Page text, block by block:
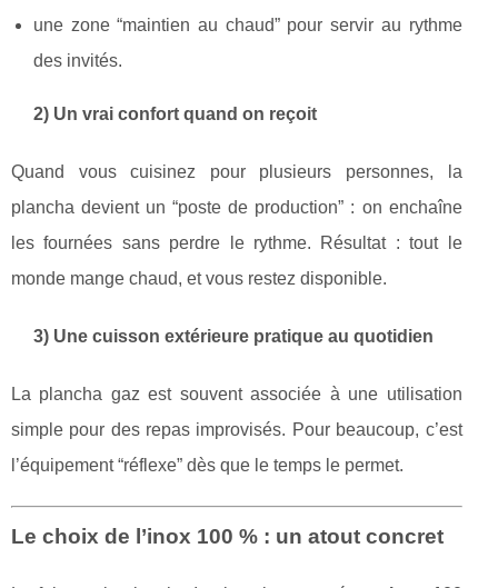
une zone “maintien au chaud” pour servir au rythme
des invités.
2) Un vrai confort quand on reçoit
Quand vous cuisinez pour plusieurs personnes, la
plancha devient un “poste de production” : on enchaîne
les fournées sans perdre le rythme. Résultat : tout le
monde mange chaud, et vous restez disponible.
3) Une cuisson extérieure pratique au quotidien
La plancha gaz est souvent associée à une utilisation
simple pour des repas improvisés. Pour beaucoup, c’est
l’équipement “réflexe” dès que le temps le permet.
Le choix de l’inox 100 % : un atout concret